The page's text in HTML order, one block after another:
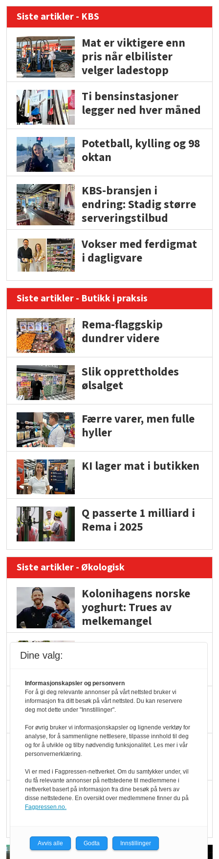
Siste artikler - KBS
Mat er viktigere enn
pris når elbilister
velger ladestopp
Ti bensinstasjoner
legger ned hver måned
Potetball, kylling og 98
oktan
KBS-bransjen i
endring: Stadig større
serveringstilbud
Vokser med ferdigmat
i dagligvare
Siste artikler - Butikk i praksis
Rema-flaggskip
dundrer videre
Slik opprettholdes
ølsalget
Færre varer, men fulle
hyller
KI lager mat i butikken
Q passerte 1 milliard i
Rema i 2025
Siste artikler - Økologisk
Kolonihagens norske
yoghurt: Trues av
melkemangel
Marit Kolby vant
Blir enklere å velge
økologisk i butikkhylla
Kolonihagen sliter
Rapport: Økokundene
Dine valg:
Informasjonskapsler og personvern
For å gi deg relevante annonser på vårt nettsted bruker vi
informasjon fra ditt besøk på vårt nettsted. Du kan reservere
deg mot dette under "Innstillinger".
For øvrig bruker vi informasjonskapsler og lignende verktøy for
analyse, for å sammenligne nettlesere, tilpasse innhold til deg
og for å utvikle og tilby nødvendig funksjonalitet. Les mer i vår
personvernerklæring.
Vi er med i Fagpressen-nettverket. Om du samtykker under, vil
du få relevante annonser på nettstedene til medlemmene i
nettverket basert på informasjon fra dine besøk på tvers av
disse nettstedene. En oversikt over medlemmene finner du på
Fagpressen.no.
Avvis alle Godta Innstillinger